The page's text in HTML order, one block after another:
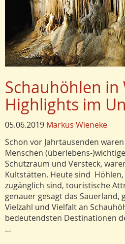
Schauhöhlen in
Highlights im
05.06.2019 Markus Wieneke
Schon vor Jahrtausenden
Menschen (überlebens-
Schutzraum und Versteck,
Kultstätten. Heute sind
zugänglich sind, touristische
genauer gesagt das Sauerland,
Vielzahl und Vielfalt an
bedeutendsten Destinationen
…